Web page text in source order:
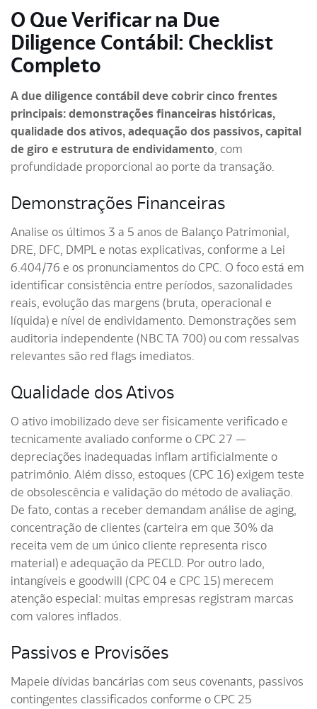
O Que Verificar na Due
Diligence Contábil: Checklist
Completo
A due diligence contábil deve cobrir cinco frentes
principais: demonstrações financeiras históricas,
qualidade dos ativos, adequação dos passivos, capital
de giro e estrutura de endividamento, com
profundidade proporcional ao porte da transação.
Demonstrações Financeiras
Analise os últimos 3 a 5 anos de Balanço Patrimonial,
DRE, DFC, DMPL e notas explicativas, conforme a Lei
6.404/76 e os pronunciamentos do CPC. O foco está em
identificar consistência entre períodos, sazonalidades
reais, evolução das margens (bruta, operacional e
líquida) e nível de endividamento. Demonstrações sem
auditoria independente (NBC TA 700) ou com ressalvas
relevantes são red flags imediatos.
Qualidade dos Ativos
O ativo imobilizado deve ser fisicamente verificado e
tecnicamente avaliado conforme o CPC 27 —
depreciações inadequadas inflam artificialmente o
patrimônio. Além disso, estoques (CPC 16) exigem teste
de obsolescência e validação do método de avaliação.
De fato, contas a receber demandam análise de aging,
concentração de clientes (carteira em que 30% da
receita vem de um único cliente representa risco
material) e adequação da PECLD. Por outro lado,
intangíveis e goodwill (CPC 04 e CPC 15) merecem
atenção especial: muitas empresas registram marcas
com valores inflados.
Passivos e Provisões
Mapeie dívidas bancárias com seus covenants, passivos
contingentes classificados conforme o CPC 25